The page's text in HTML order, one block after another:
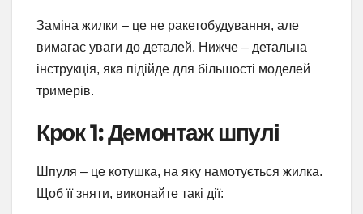
Заміна жилки – це не ракетобудування, але
вимагає уваги до деталей. Нижче – детальна
інструкція, яка підійде для більшості моделей
тримерів.
Крок 1: Демонтаж шпулі
Шпуля – це котушка, на яку намотується жилка.
Щоб її зняти, виконайте такі дії: